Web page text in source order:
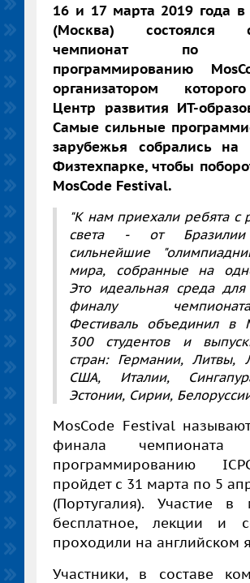
16 и 17 марта 2019 года в
(Москва) состоялся
чемпионат по
программированию
организатором
Центр развития ИТ-
Самые сильные
зарубежья собрались на
Физтехпарке, чтобы
MosCode Festival.
"К нам приехали ребята с
света - от
сильнейшие
мира, собранные на
Это идеальная среда
финалу
Фестиваль объединил в
300 студентов и
стран: Германии, Литвы,
США, Италии,
Эстонии, Сирии,
MosCode Festival
финала
программированию
пройдет с 31 марта по 5
(Португалия). Участие в
бесплатное, лекции и
проходили на английском
Участники, в составе